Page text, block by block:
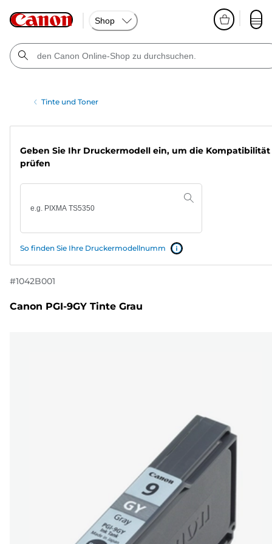
Shop
Tinte und Toner
Geben Sie Ihr Druckermodell ein, um die Kompatibilität
prüfen
So finden Sie Ihre Druckermodellnumm
#1042B001
Canon PGI-9GY Tinte Grau